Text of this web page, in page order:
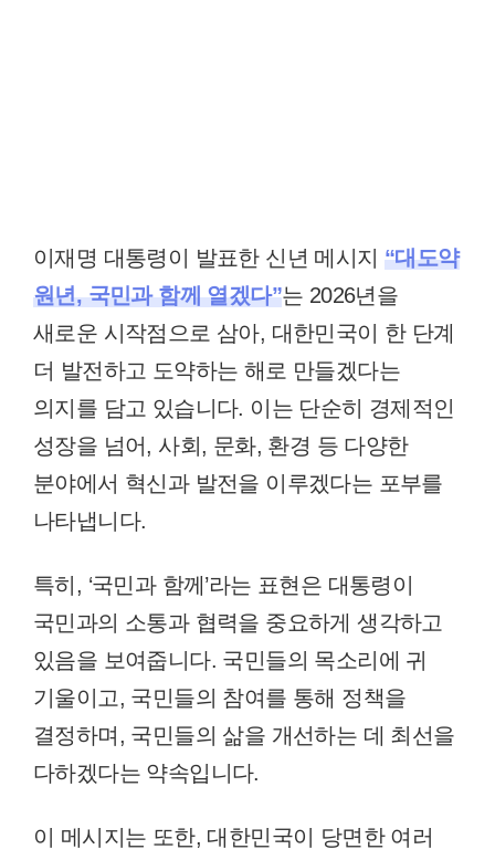
이재명 대통령이 발표한 신년 메시지 “대도약
원년, 국민과 함께 열겠다”는 2026년을
새로운 시작점으로 삼아, 대한민국이 한 단계
더 발전하고 도약하는 해로 만들겠다는
의지를 담고 있습니다. 이는 단순히 경제적인
성장을 넘어, 사회, 문화, 환경 등 다양한
분야에서 혁신과 발전을 이루겠다는 포부를
나타냅니다.
특히, ‘국민과 함께’라는 표현은 대통령이
국민과의 소통과 협력을 중요하게 생각하고
있음을 보여줍니다. 국민들의 목소리에 귀
기울이고, 국민들의 참여를 통해 정책을
결정하며, 국민들의 삶을 개선하는 데 최선을
다하겠다는 약속입니다.
이 메시지는 또한, 대한민국이 당면한 여러